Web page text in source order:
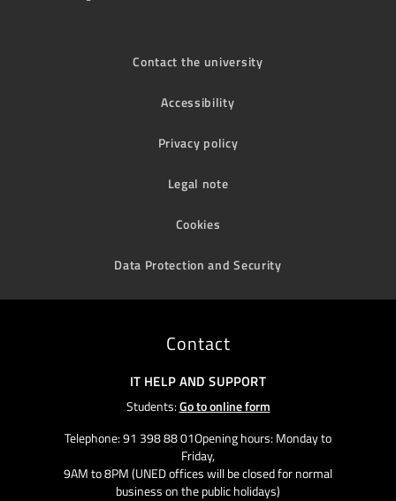
Contact the university
Accessibility
Privacy policy
Legal note
Cookies
Data Protection and Security
Contact
IT HELP AND SUPPORT
Students:Go to online form
Telephone: 91 398 88 01Opening hours: Monday to
Friday,
9AM to 8PM (UNED offices will be closed for normal
business on the public holidays)